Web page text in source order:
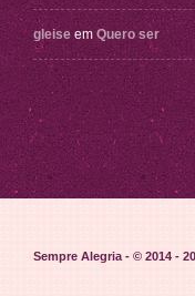
gleise em Quero ser
Sempre Alegria - © 2014 -